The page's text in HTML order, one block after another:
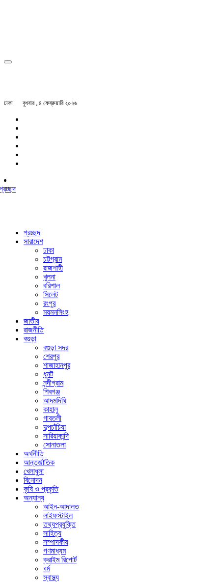
ঢাকা বুধবার , ৪ ফেব্রুয়ারি ২০২৬
প্রচ্ছদ
সারাদেশ
ঢাকা
চট্টগ্রাম
রাজশাহী
খুলনা
বরিশাল
সিলেট
রংপুর
ময়মনসিংহ
জাতীয়
রাজনীতি
বগুড়া
বগুড়া সদর
শেরপুর
শাজাহানপুর
ধুনট
নন্দীগ্রাম
শিবগঞ্জ
আদমদিঘি
কাহালু
গাবতলী
দুপচাঁচিয়া
সারিয়াকান্দি
সোনাতলা
অর্থনীতি
আন্তর্জাতিক
খেলাধুলা
বিনোদন
কৃষি ও প্রকৃতি
অন্যান্য
আইন-আদালত
লাইফস্টাইল
তথ্যপ্রযুক্তি
সাহিত্য
সম্পাদকীয়
গণমাধ্যম
ক্রাইম রিপোর্ট
ধর্ম
স্বাস্থ্য